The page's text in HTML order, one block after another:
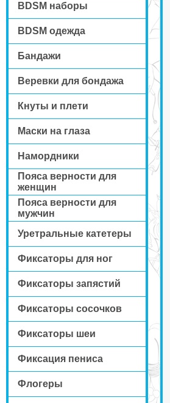
BDSM наборы
BDSM одежда
Бандажи
Веревки для бондажа
Кнуты и плети
Маски на глаза
Намордники
Пояса верности для
женщин
Пояса верности для
мужчин
Уретральные катетеры
Фиксаторы для ног
Фиксаторы запястий
Фиксаторы сосочков
Фиксаторы шеи
Фиксация пениса
Флогеры